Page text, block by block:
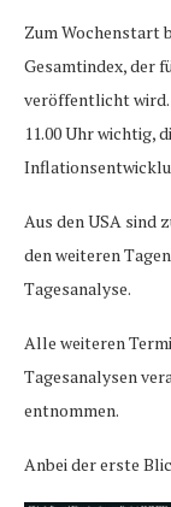
Zum Wochenstart
Gesamtindex, der
veröffentlicht wird.
11.00 Uhr wichtig,
Aus den USA sind
den weiteren
Tagesanalyse.
Alle weiteren
Tagesanalysen
entnommen.
Anbei der erste